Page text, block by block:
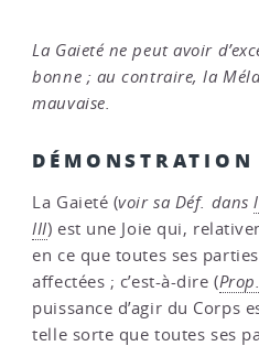
La Gaieté ne peut avoir
bonne ; au contraire, la
mauvaise.
DÉMONSTRATION
La Gaieté (voir sa Déf. dans
III) est une Joie qui,
en ce que toutes ses
affectées ; c’est-à-dire (
puissance d’agir du Corps
telle sorte que toutes ses